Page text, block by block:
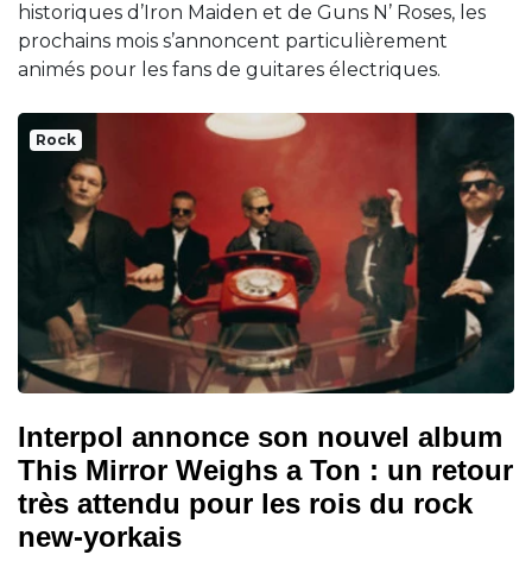
historiques d’Iron Maiden et de Guns N’ Roses, les
prochains mois s’annoncent particulièrement
animés pour les fans de guitares électriques.
Rock
Interpol annonce son nouvel album
This Mirror Weighs a Ton : un retour
très attendu pour les rois du rock
new-yorkais